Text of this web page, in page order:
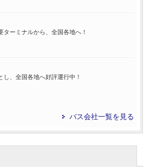
ターミナルから、全国各地へ！
し、全国各地へ好評運行中！
バス会社一覧を見る